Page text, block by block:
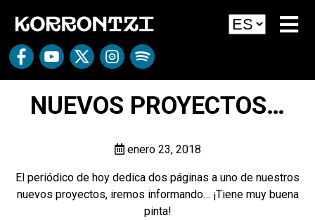
NUEVOS PROYECTOS…
enero 23, 2018
El periódico de hoy dedica dos páginas a uno de nuestros
nuevos proyectos, iremos informando… ¡Tiene muy buena
pinta!